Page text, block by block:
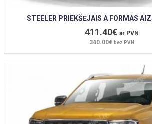
STEELER PRIEKŠĒJAIS A FORMAS
411.40€ ar PVN
340.00€ bez PVN